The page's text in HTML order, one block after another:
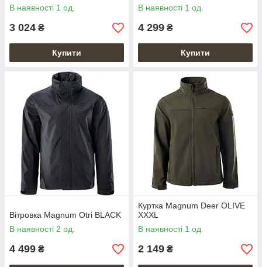
В наявності 1 од.
3 024 ₴
Купити
В наявності 1 од.
4 299 ₴
Купити
Вітровка Magnum Otri BLACK
В наявності 2 од.
4 499 ₴
Куртка Magnum Deer OLIVE
XXXL
В наявності 1 од.
2 149 ₴